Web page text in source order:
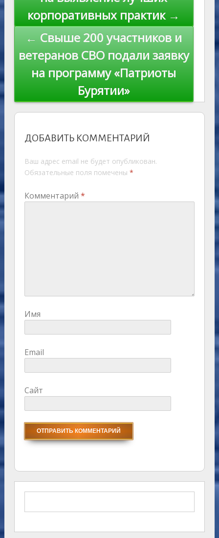
ki
корпоративных практик →
← Свыше 200 участников и
ветеранов СВО подали заявку
на программу «Патриоты
Бурятии»
ДОБАВИТЬ КОММЕНТАРИЙ
Ваш адрес email не будет опубликован.
Обязательные поля помечены *
Комментарий *
Имя
Email
Сайт